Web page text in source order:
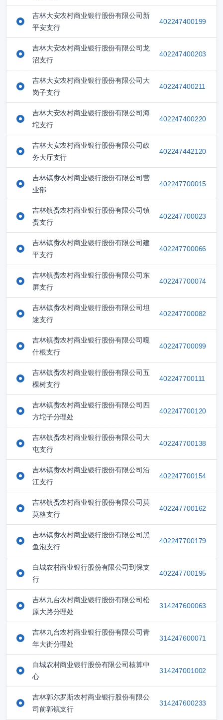
吉林大安农村商业银行股份有限公司新
平安支行
402247400199
吉林大安农村商业银行股份有限公司龙
沼支行
402247400203
吉林大安农村商业银行股份有限公司大
岗子支行
402247400211
吉林大安农村商业银行股份有限公司海
坨支行
402247400220
吉林大安农村商业银行股份有限公司政
务大厅支行
402247442120
吉林镇赉农村商业银行股份有限公司营
业部
402247700015
吉林镇赉农村商业银行股份有限公司镇
赉支行
402247700023
吉林镇赉农村商业银行股份有限公司建
平支行
402247700066
吉林镇赉农村商业银行股份有限公司东
屏支行
402247700074
吉林镇赉农村商业银行股份有限公司坦
途支行
402247700082
吉林镇赉农村商业银行股份有限公司嘎
什根支行
402247700099
吉林镇赉农村商业银行股份有限公司五
棵树支行
402247700111
吉林镇赉农村商业银行股份有限公司四
方坨子分理处
402247700120
吉林镇赉农村商业银行股份有限公司大
屯支行
402247700138
吉林镇赉农村商业银行股份有限公司沿
江支行
402247700154
吉林镇赉农村商业银行股份有限公司莫
莫格支行
402247700162
吉林镇赉农村商业银行股份有限公司黑
鱼泡支行
402247700179
白城农村商业银行股份有限公司到保支
行
402247700195
吉林九台农村商业银行股份有限公司松
原大路分理处
314247600063
吉林九台农村商业银行股份有限公司青
年大街分理处
314247600071
白城农村商业银行股份有限公司核算中
心
314247001002
吉林郭尔罗斯农村商业银行股份有限公
司前郭镇支行
314247600233